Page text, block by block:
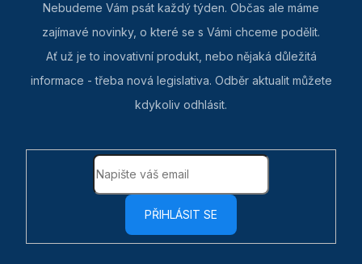
Nebudeme Vám psát každý týden. Občas ale máme
zajímavé novinky, o které se s Vámi chceme podělit.
Ať už je to inovativní produkt, nebo nějaká důležitá
informace - třeba nová legislativa. Odběr aktualit můžete
kdykoliv odhlásit.
PŘIHLÁSIT SE